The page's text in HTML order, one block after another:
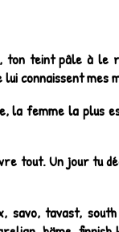
ton teint pâle à le
connaissent mes
la femme la plus
tout. Un jour tu
savo, tavast,